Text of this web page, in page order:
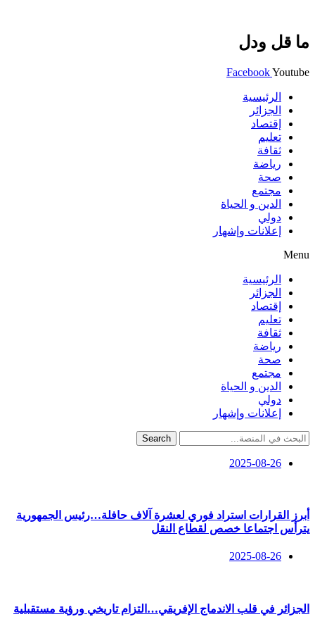
ما قل ودل
FacebookYoutube
الرئيسية
الجزائر
إقتصاد
تعليم
ثقافة
رياضة
صحة
مجتمع
الدين و الحياة
دولي
إعلانات وإشهار
Menu
الرئيسية
الجزائر
إقتصاد
تعليم
ثقافة
رياضة
صحة
مجتمع
الدين و الحياة
دولي
إعلانات وإشهار
Search
2025-08-26
أبرز القرارات استراد فوري لعشرة آلاف حافلة…رئيس الجمهورية
يترأس اجتماعا خصص لقطاع النقل
2025-08-26
الجزائر في قلب الاندماج الإفريقي…التزام تاريخي ورؤية مستقبلية